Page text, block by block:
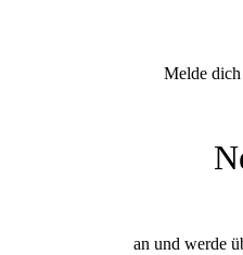
Melde
an und werde